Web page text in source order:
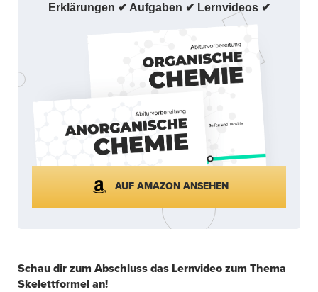
Erklärungen ✔ Aufgaben ✔ Lernvideos ✔
AUF AMAZON ANSEHEN
Schau dir zum Abschluss das Lernvideo zum Thema
Skelettformel an!